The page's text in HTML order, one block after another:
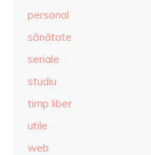
personal
sănătate
seriale
studiu
timp liber
utile
web